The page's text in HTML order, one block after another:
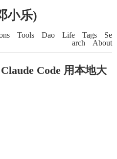
小乐)
Tools Dao Life Tags
Se
arch
About
Code 用本地大